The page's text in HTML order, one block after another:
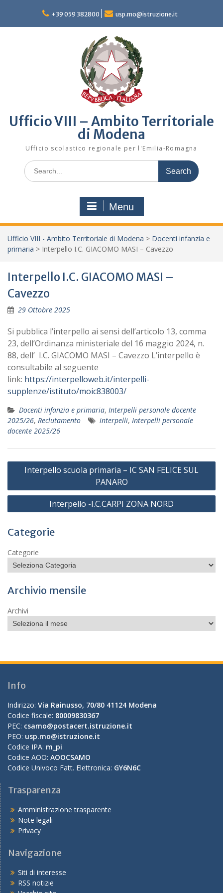
content
+39 059 382800 usp.mo@istruzione.it
Ufficio VIII – Ambito Territoriale
di Modena
Ufficio scolastico regionale per l'Emilia-Romagna
Search
for:
Menu
Ufficio VIII - Ambito Territoriale di Modena > Docenti infanzia e
primaria > Interpello I.C. GIACOMO MASI – Cavezzo
Interpello I.C. GIACOMO MASI –
Cavezzo
29 Ottobre 2025
Si pubblica l’interpello ai sensi dell’articolo 13, comma
23, dell’Ordinanza ministeriale del 16 maggio 2024, n.
88, dell’ I.C. GIACOMO MASI – Cavezzo L’interpello è
consultabile al seguente
link: https://interpelloweb.it/interpelli-
supplenze/istituto/moic838003/
Docenti infanzia e primaria, Interpelli personale docente
2025/26, Reclutamento interpelli, Interpelli personale
docente 2025/26
Navigazione
Interpello scuola primaria – IC SAN FELICE SUL
PANARO
Interpello -I.C.CARPI ZONA NORD
Categorie
Categorie
Archivio mensile
Archivi
Info
Indirizzo: Via Rainusso, 70/80 41124 Modena
Codice fiscale: 80009830367
PEC: csamo@postacert.istruzione.it
PEO: usp.mo@istruzione.it
Codice IPA: m_pi
Codice AOO: AOOCSAMO
Codice Univoco Fatt. Elettronica: GY6N6C
Trasparenza
Amministrazione trasparente
Note legali
Privacy
Navigazione
Siti di interesse
RSS notizie